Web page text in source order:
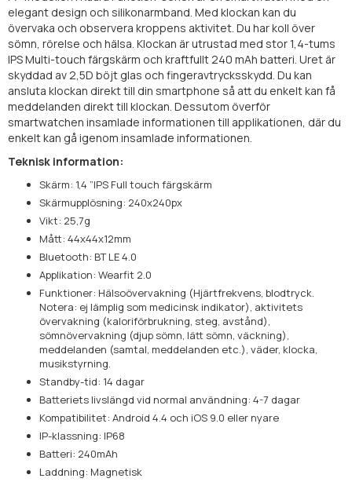
elegant design och silikonarmband. Med klockan kan du
övervaka och observera kroppens aktivitet. Du har koll över
sömn, rörelse och hälsa. Klockan är utrustad med stor 1,4-tums
IPS Multi-touch färgskärm och kraftfullt 240 mAh batteri. Uret är
skyddad av 2,5D böjt glas och fingeravtrycksskydd. Du kan
ansluta klockan direkt till din smartphone så att du enkelt kan få
meddelanden direkt till klockan. Dessutom överför
smartwatchen insamlade informationen till applikationen, där du
enkelt kan gå igenom insamlade informationen.
Teknisk information:
Skärm: 1,4 ”IPS Full touch färgskärm
Skärmupplösning: 240x240px
Vikt: 25,7g
Mått: 44x44x12mm
Bluetooth: BT LE 4.0
Applikation: Wearfit 2.0
Funktioner: Hälsoövervakning (Hjärtfrekvens, blodtryck.
Notera: ej lämplig som medicinsk indikator), aktivitets
övervakning (kaloriförbrukning, steg, avstånd),
sömnövervakning (djup sömn, lätt sömn, väckning),
meddelanden (samtal, meddelanden etc.), väder, klocka,
musikstyrning.
Standby-tid: 14 dagar
Batteriets livslängd vid normal användning: 4-7 dagar
Kompatibilitet: Android 4.4 och iOS 9.0 eller nyare
IP-klassning: IP68
Batteri: 240mAh
Laddning: Magnetisk